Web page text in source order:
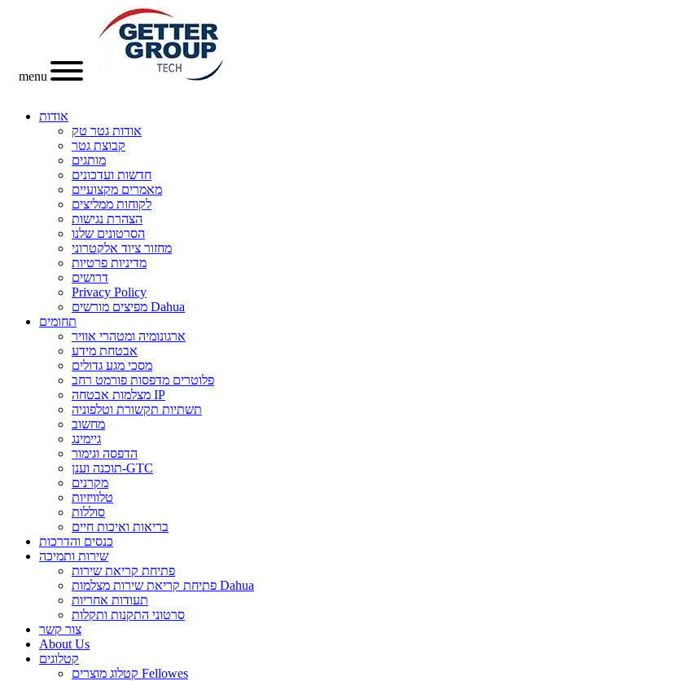
menu
אודות
אודות גטר טק
קבוצת גטר
מותגים
חדשות ועדכונים
מאמרים מקצועיים
לקוחות ממליצים
הצהרת נגישות
הסרטונים שלנו
מחזור ציוד אלקטרוני
מדיניות פרטיות
דרושים
Privacy Policy
מפיצים מורשים Dahua
תחומים
ארגונומיה ומטהרי אוויר
אבטחת מידע
מסכי מגע גדולים
פלוטרים מדפסות פורמט רחב
מצלמות אבטחה IP
תשתיות תקשורת וטלפוניה
מחשוב
גיימינג
הדפסה וגימור
תוכנה וענן-GTC
מקרנים
טלוויזיות
סוללות
בריאות ואיכות חיים
כנסים והדרכות
שירות ותמיכה
פתיחת קריאת שירות
פתיחת קריאת שירות מצלמות Dahua
תעודות אחריות
סרטוני התקנות ותקלות
צור קשר
About Us
קטלוגים
קטלוג מוצרים Fellowes